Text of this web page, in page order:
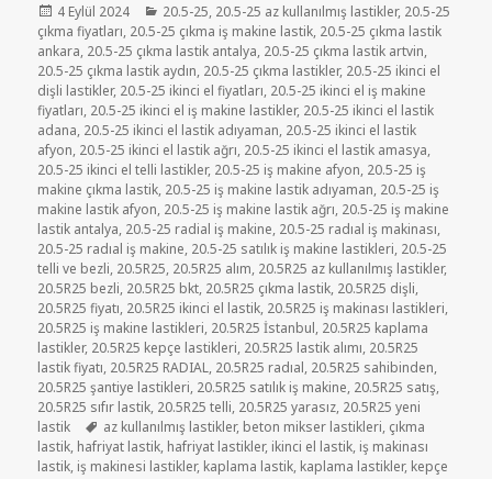
Yayın
tarihi
4 Eylül 2024 Kategoriler
20.5-25, 20.5-25 az kullanılmış lastikler, 20.5-25
çıkma fiyatları, 20.5-25 çıkma iş makine lastik, 20.5-25 çıkma lastik
ankara, 20.5-25 çıkma lastik antalya, 20.5-25 çıkma lastik artvin,
20.5-25 çıkma lastik aydın, 20.5-25 çıkma lastikler, 20.5-25 ikinci el
dişli lastikler, 20.5-25 ikinci el fiyatları, 20.5-25 ikinci el iş makine
fiyatları, 20.5-25 ikinci el iş makine lastikler, 20.5-25 ikinci el lastik
adana, 20.5-25 ikinci el lastik adıyaman, 20.5-25 ikinci el lastik
afyon, 20.5-25 ikinci el lastik ağrı, 20.5-25 ikinci el lastik amasya,
20.5-25 ikinci el telli lastikler, 20.5-25 iş makine afyon, 20.5-25 iş
makine çıkma lastik, 20.5-25 iş makine lastik adıyaman, 20.5-25 iş
makine lastik afyon, 20.5-25 iş makine lastik ağrı, 20.5-25 iş makine
lastik antalya, 20.5-25 radial iş makine, 20.5-25 radıal iş makinası,
20.5-25 radıal iş makine, 20.5-25 satılık iş makine lastikleri, 20.5-25
telli ve bezli, 20.5R25, 20.5R25 alım, 20.5R25 az kullanılmış lastikler,
20.5R25 bezli, 20.5R25 bkt, 20.5R25 çıkma lastik, 20.5R25 dişli,
20.5R25 fiyatı, 20.5R25 ikinci el lastik, 20.5R25 iş makinası lastikleri,
20.5R25 iş makine lastikleri, 20.5R25 İstanbul, 20.5R25 kaplama
lastikler, 20.5R25 kepçe lastikleri, 20.5R25 lastik alımı, 20.5R25
lastik fiyatı, 20.5R25 RADIAL, 20.5R25 radıal, 20.5R25 sahibinden,
20.5R25 şantiye lastikleri, 20.5R25 satılık iş makine, 20.5R25 satış,
20.5R25 sıfır lastik, 20.5R25 telli, 20.5R25 yarasız, 20.5R25 yeni
lastik
Etiketler
az kullanılmış lastikler, beton mikser lastikleri, çıkma
lastik, hafriyat lastik, hafriyat lastikler, ikinci el lastik, iş makinası
lastik, iş makinesi lastikler, kaplama lastik, kaplama lastikler, kepçe